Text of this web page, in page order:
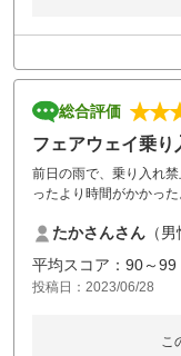
総合評価
フェアウェイ乗
前日の雨で、乗り入れ
ったより時間がかかっ
たかさんさん （
平均スコア：90～99
投稿日：2023/06/28
こ